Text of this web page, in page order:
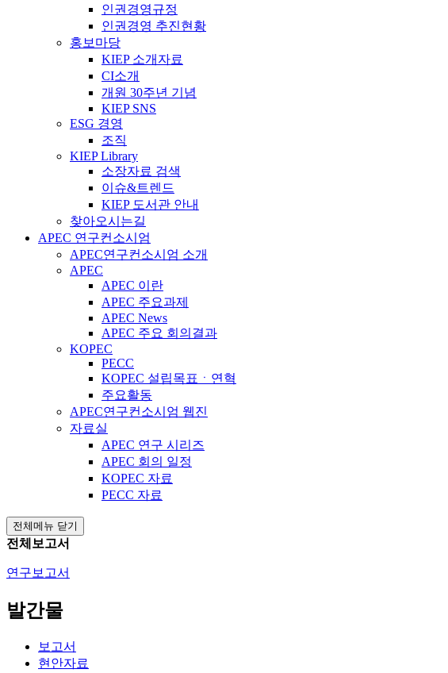
인권경영규정
인권경영 추진현황
홍보마당
KIEP 소개자료
CI소개
개원 30주년 기념
KIEP SNS
ESG 경영
조직
KIEP Library
소장자료 검색
이슈&트렌드
KIEP 도서관 안내
찾아오시는길
APEC 연구컨소시엄
APEC연구컨소시엄 소개
APEC
APEC 이란
APEC 주요과제
APEC News
APEC 주요 회의결과
KOPEC
PECC
KOPEC 설립목표ㆍ연혁
주요활동
APEC연구컨소시엄 웹진
자료실
APEC 연구 시리즈
APEC 회의 일정
KOPEC 자료
PECC 자료
전체메뉴 닫기
전체보고서
연구보고서
발간물
보고서
현안자료